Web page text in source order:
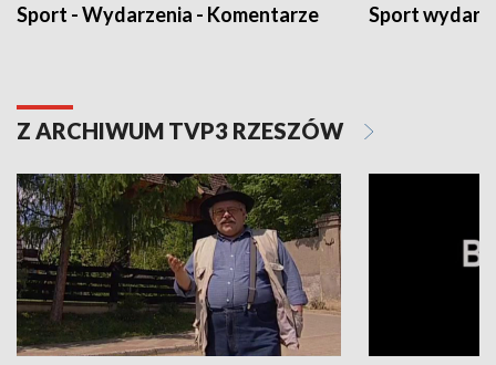
Sport - Wydarzenia - Komentarze Sport
Z ARCHIWUM TVP3 RZESZÓW